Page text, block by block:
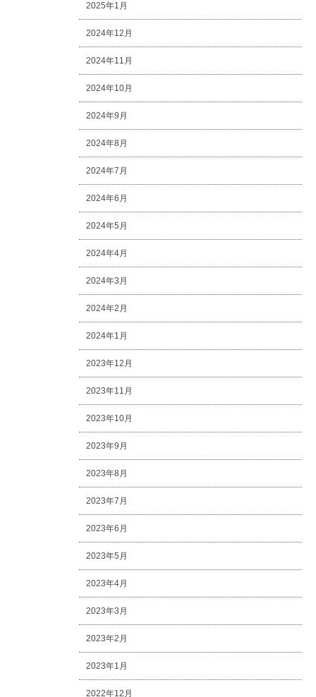
2025年1月
2024年12月
2024年11月
2024年10月
2024年9月
2024年8月
2024年7月
2024年6月
2024年5月
2024年4月
2024年3月
2024年2月
2024年1月
2023年12月
2023年11月
2023年10月
2023年9月
2023年8月
2023年7月
2023年6月
2023年5月
2023年4月
2023年3月
2023年2月
2023年1月
2022年12月